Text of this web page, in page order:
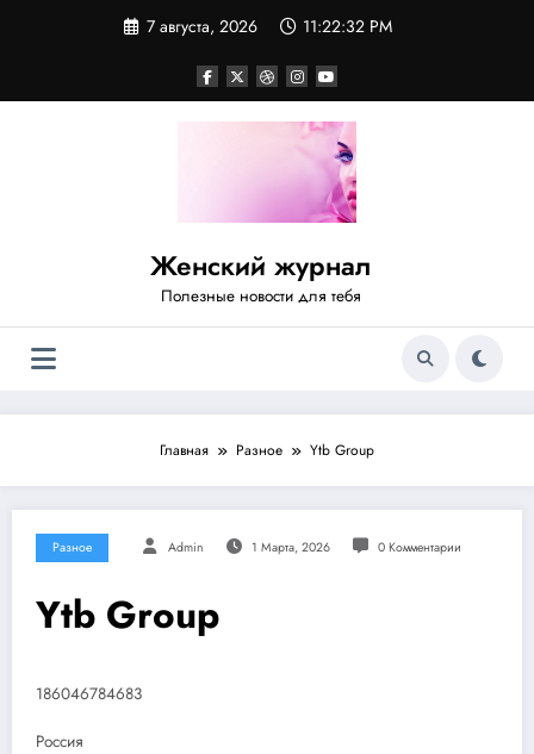
7 августа, 2026 11:22:32 PM
Женский журнал
Полезные новости для тебя
Главная Разное Ytb Group
Разное Admin 1 Марта, 2026 0 Комментарии
Ytb Group
186046784683
Россия